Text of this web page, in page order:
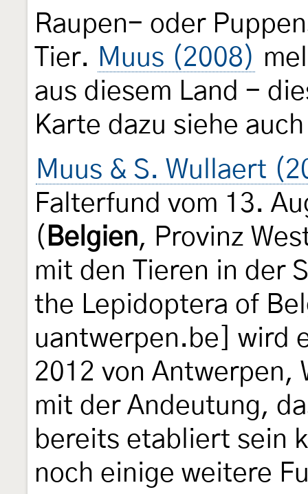
Raupen- oder
Tier. Muus (2008)
aus diesem Land -
Karte dazu siehe
Muus & S. Wullaert
Falterfund vom 13.
( Belgien, Provinz
mit den Tieren in der
the Lepidoptera of
uantwerpen.be] wird
2012 von Antwerpen,
mit der Andeutung,
bereits etabliert sein
noch einige weitere